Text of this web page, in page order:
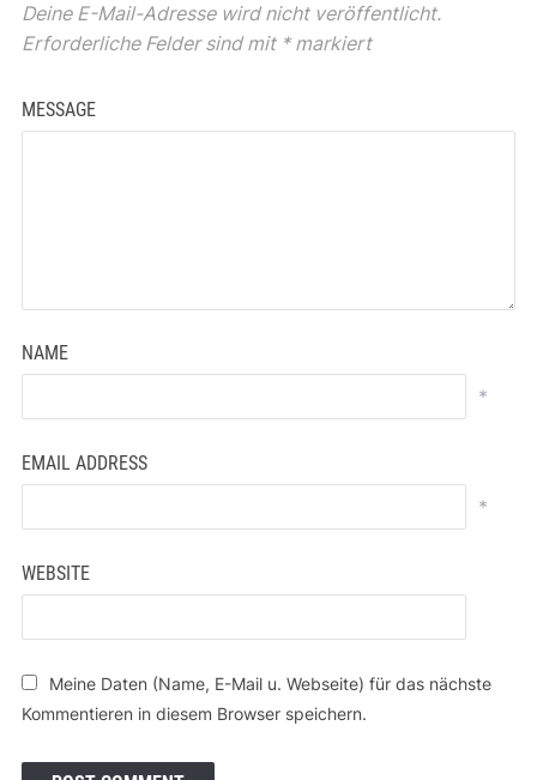
Deine E-Mail-Adresse wird nicht veröffentlicht.
Erforderliche Felder sind mit *markiert
MESSAGE
NAME
*
EMAIL ADDRESS
*
WEBSITE
Meine Daten (Name, E-Mail u. Webseite) für das nächste
Kommentieren in diesem Browser speichern.